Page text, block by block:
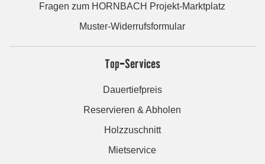
Fragen zum HORNBACH Projekt-Marktplatz
Muster-Widerrufsformular
Top-Services
Dauertiefpreis
Reservieren & Abholen
Holzzuschnitt
Mietservice